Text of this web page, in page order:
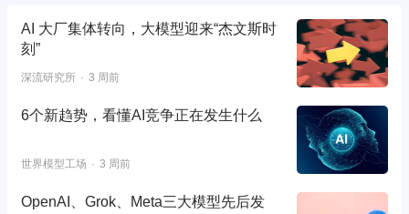
AI 大厂集体转向，大模型迎来“杰文斯时
刻”
深流研究所 3 周前
6个新趋势，看懂AI竞争正在发生什么
世界模型工场 3 周前
OpenAI、Grok、Meta三大模型先后发